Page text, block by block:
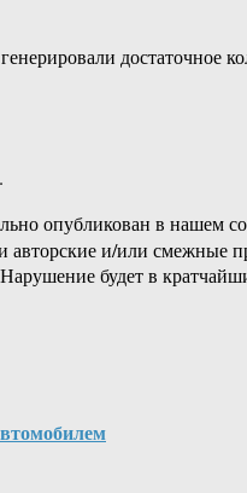
достаточное
опубликован в нашем
авторские и/или смежные
будет в